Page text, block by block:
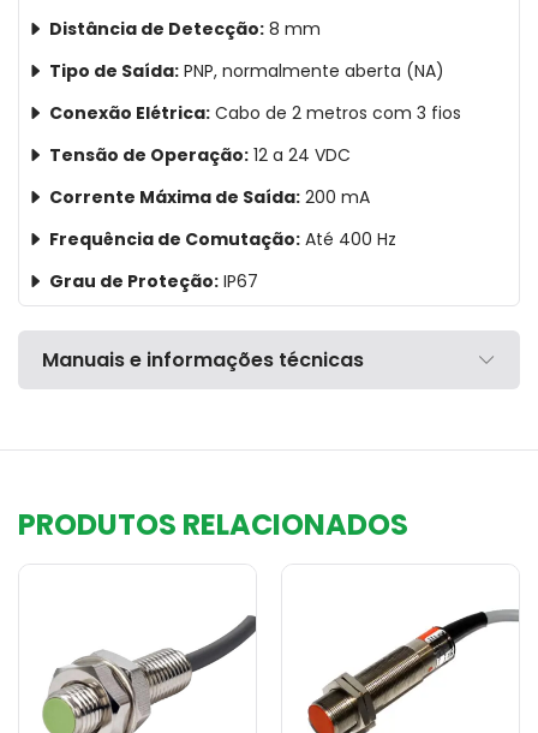
Distância de Detecção: 8 mm
Tipo de Saída: PNP, normalmente aberta (NA)
Conexão Elétrica: Cabo de 2 metros com 3 fios
Tensão de Operação: 12 a 24 VDC
Corrente Máxima de Saída: 200 mA
Frequência de Comutação: Até 400 Hz
Grau de Proteção: IP67
Manuais e informações técnicas
PRODUTOS RELACIONADOS